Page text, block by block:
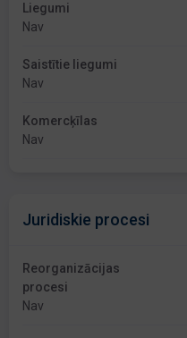
Liegumi
Nav
Saistītie liegumi
Nav
Komercķīlas
Nav
Juridiskie procesi
Reorganizācijas
procesi
Nav